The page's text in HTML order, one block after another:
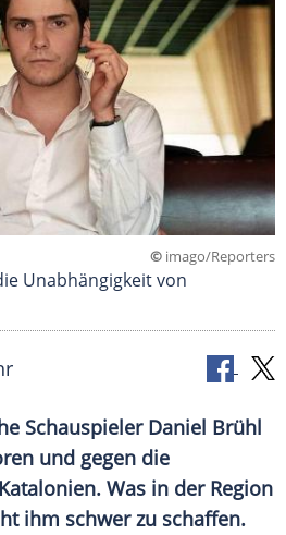
© imago/Reporters
Unabhängigkeit von
Schauspieler Daniel Brühl
und gegen die
Katalonien. Was in der Region
ihm schwer zu schaffen.